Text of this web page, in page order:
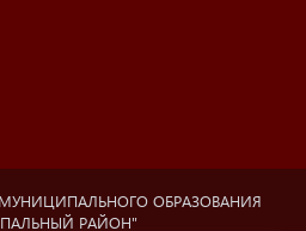
ОБРАЗОВАНИЯ
РАЙОН"